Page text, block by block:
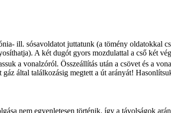
ill. sósavoldatot juttatunk (a tömény oldatokkal
A két dugót gyors mozdulattal a cső két
a vonalzóról. Összeállítás után a csövet és a
által találkozásig megtett a út arányát!
nem egyenletesen történik, így a távolságok